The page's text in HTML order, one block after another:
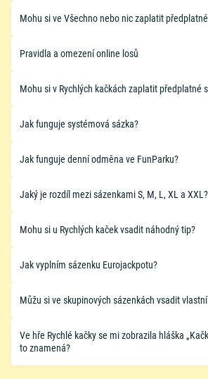
Mohu si ve Všechno nebo nic zaplatit
Pravidla a omezení online losů
Mohu si v Rychlých kačkách zaplatit předplatné
​Jak funguje systémová sázka?
Jak funguje denní odměna ve FunParku?
Jaký je rozdíl mezi sázenkami S, M, L, XL a XXL?
Mohu si u Rychlých kaček vsadit náhodný tip?
Jak vyplním sázenku Eurojackpotu?
Můžu si ve skupinových sázenkách vsadit
Ve hře Rychlé kačky se mi zobrazila hláška
to znamená?